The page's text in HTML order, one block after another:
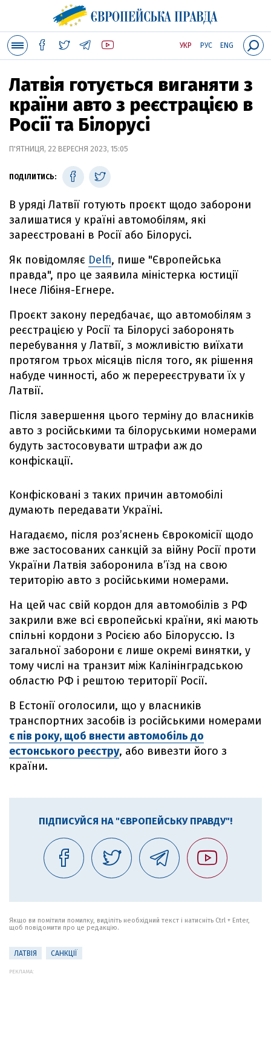
УКР РУС ENG
Латвія готується виганяти з
країни авто з реєстрацією в
Росії та Білорусі
П'ЯТНИЦЯ, 22 ВЕРЕСНЯ 2023, 15:05
ПОДІЛИТИСЬ:
В уряді Латвії готують проєкт щодо заборони
залишатися у країні автомобілям, які
зареєстровані в Росії або Білорусі.
Як повідомляє Delfi, пише "Європейська
правда", про це заявила міністерка юстиції
Інесе Лібіня-Егнере.
Проєкт закону передбачає, що автомобілям з
реєстрацією у Росії та Білорусі заборонять
перебування у Латвії, з можливістю виїхати
протягом трьох місяців після того, як рішення
набуде чинності, або ж перереєструвати їх у
Латвії.
Після завершення цього терміну до власників
авто з російськими та білоруськими номерами
будуть застосовувати штрафи аж до
конфіскації.
Конфісковані з таких причин автомобілі
думають передавати Україні.
Нагадаємо, після роз’яснень Єврокомісії щодо
вже застосованих санкцій за війну Росії проти
України Латвія заборонила в’їзд на свою
територію авто з російськими номерами.
На цей час свій кордон для автомобілів з РФ
закрили вже всі європейські країни, які мають
спільні кордони з Росією або Білоруссю. Із
загальної заборони є лише окремі винятки, у
тому числі на транзит між Калінінградською
областю РФ і рештою території Росії.
В Естонії оголосили, що у власників
транспортних засобів із російськими номерами
є пів року, щоб внести автомобіль до
естонського реєстру, або вивезти його з
країни.
ПІДПИСУЙСЯ НА "ЄВРОПЕЙСЬКУ ПРАВДУ"!
Якщо ви помітили помилку, виділіть необхідний текст і натисніть Ctrl + Enter,
щоб повідомити про це редакцію.
ЛАТВІЯ САНКЦІЇ
РЕКЛАМА: